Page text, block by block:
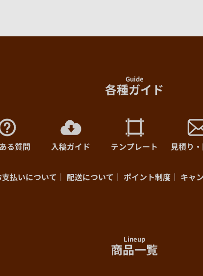
270部
Guide
各種ガイド
る質問 入稿ガイド テンプレート 見積り
支払いについて 配送について ポイント制度 キャ
Lineup
商品一覧